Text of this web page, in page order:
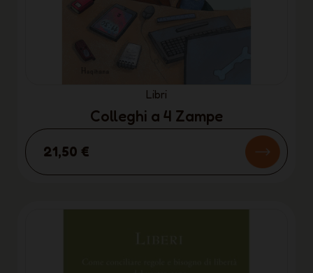
Libri
Colleghi a 4 Zampe
21,50 €